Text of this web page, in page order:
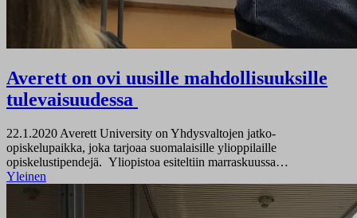
Averett on ovi uusille mahdollisuuksille
tulevaisuudessa
22.1.2020 Averett University on Yhdysvaltojen jatko-
opiskelupaikka, joka tarjoaa suomalaisille ylioppilaille
opiskelustipendejä. Yliopistoa esiteltiin marraskuussa…
Yleinen